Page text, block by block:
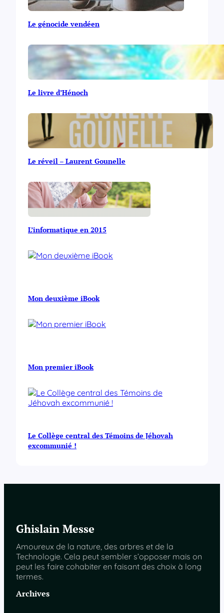
Le génocide vendéen
Le livre d’Hénoch
Le réveil – Laurent Gounelle
L’informatique en 2015
Mon deuxième iBook
Mon premier iBook
Le Collège central des Témoins de Jéhovah
excommunié !
Ghislain Messe
Amoureux de la nature, des arbres et de la
Technologie. Cela peut sembler s’opposer mais on
peut les faire cohabiter en faisant des choix à long
termes.
Archives